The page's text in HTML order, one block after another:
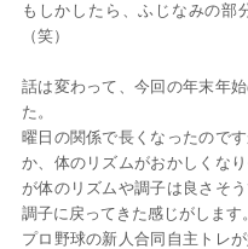
もしかしたら、ふじなみの部
（笑）
話は変わって、今回の年末年
た。
曜日の関係で長くなったので
か、体のリズムがおかしくな
が体のリズムや調子は良さそ
調子に戻ってきた感じがします。
プロ野球の新人合同自主トレ